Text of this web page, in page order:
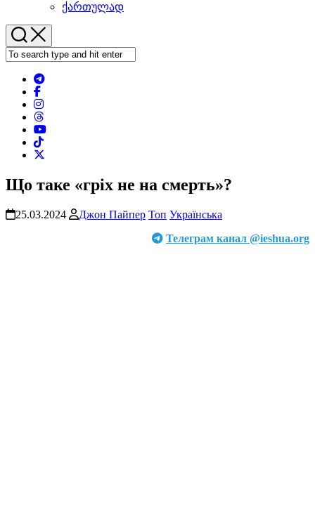
ქართულად
Що таке «гріх не на смерть»?
25.03.2024 Джон Пайпер Топ Українська
Телеграм канал @ieshua.org